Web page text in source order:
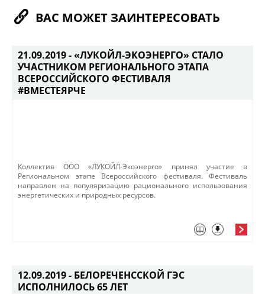
ВАС МОЖЕТ ЗАИНТЕРЕСОВАТЬ
21.09.2019 -«ЛУКОЙЛ-ЭКОЭНЕРГО» СТАЛО
УЧАСТНИКОМ РЕГИОНАЛЬНОГО ЭТАПА
ВСЕРОССИЙСКОГО ФЕСТИВАЛЯ
#ВМЕСТЕЯРЧЕ
Коллектив ООО «ЛУКОЙЛ-Экоэнерго» принял участие в
Региональном этапе Всероссийского фестиваля. Фестиваль
направлен на популяризацию рационального использования
энергетических и природных ресурсов.
12.09.2019 - БЕЛОРЕЧЕНССКОЙ ГЭС
ИСПОЛНИЛОСЬ 65 ЛЕТ